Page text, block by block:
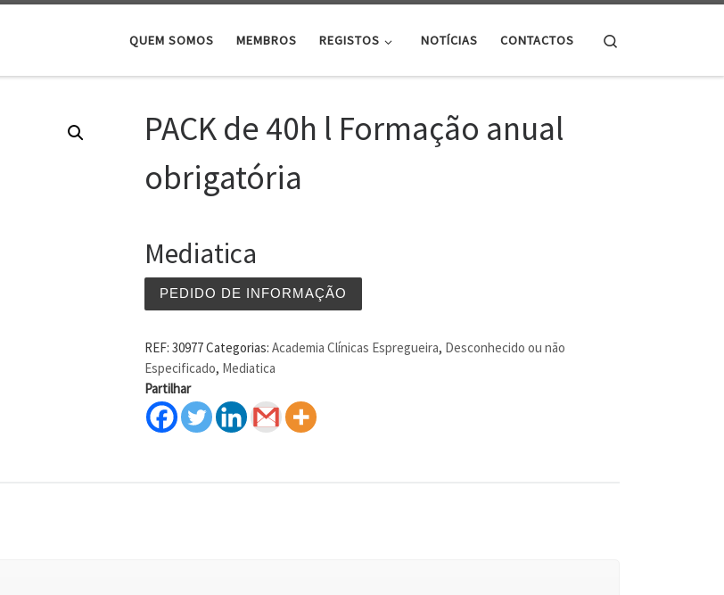
QUEM SOMOS MEMBROS REGISTOS NOTÍCIAS CONTACTOS
PACK de 40h l Formação anual
obrigatória
Mediatica
PEDIDO DE INFORMAÇÃO
REF:30977Categorias:Academia Clínicas Espregueira, Desconhecido ou não
Especificado, Mediatica
Partilhar